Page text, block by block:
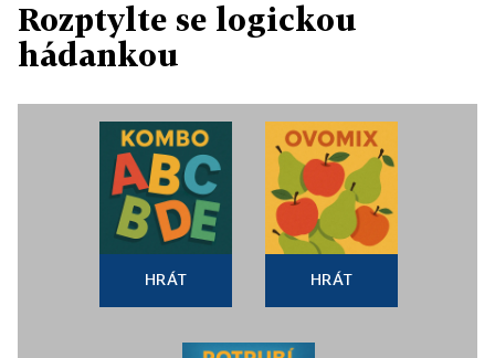
Rozptylte se logickou
hádankou
HRÁT HRÁT